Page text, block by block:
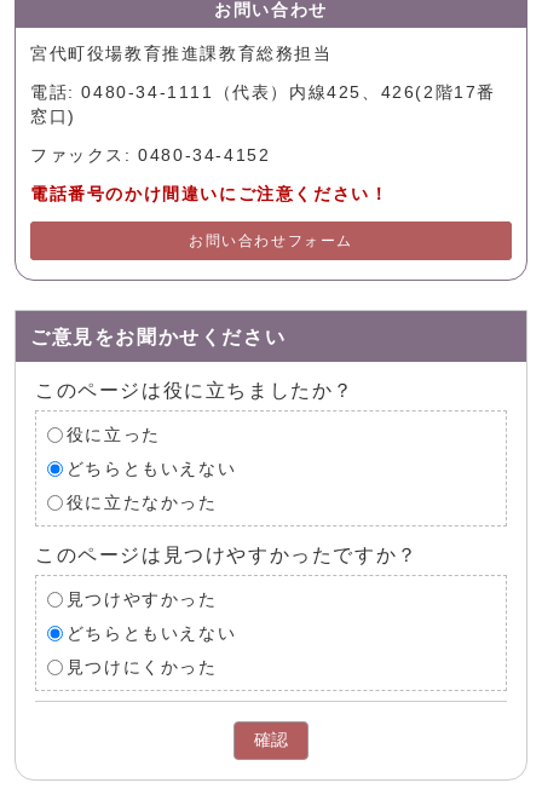
お問い合わせ
宮代町役場教育推進課教育総務担当
電話: 0480-34-1111（代表）内線425、426(2階17番
窓口)
ファックス: 0480-34-4152
電話番号のかけ間違いにご注意ください！
お問い合わせフォーム
ご意見をお聞かせください
このページは役に立ちましたか？
役に立った
どちらともいえない
役に立たなかった
このページは見つけやすかったですか？
見つけやすかった
どちらともいえない
見つけにくかった
確認